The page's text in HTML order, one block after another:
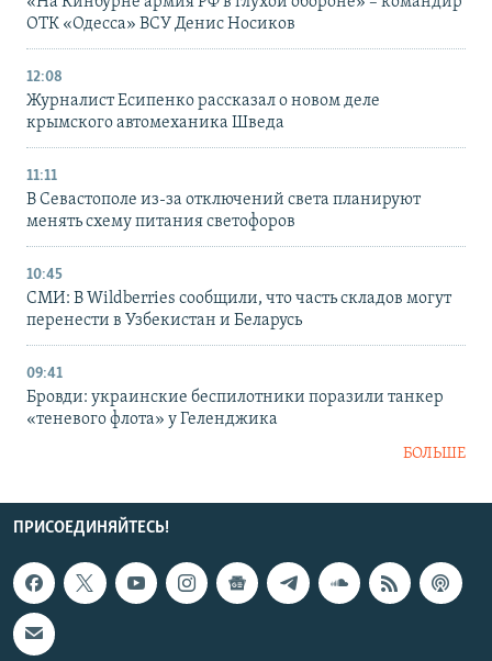
ОТК «Одесса» ВСУ Денис Носиков
12:08
Журналист Есипенко рассказал о новом деле
крымского автомеханика Шведа
11:11
В Севастополе из-за отключений света планируют
менять схему питания светофоров
10:45
СМИ: В Wildberries сообщили, что часть складов могут
перенести в Узбекистан и Беларусь
09:41
Бровди: украинские беспилотники поразили танкер
«теневого флота» у Геленджика
БОЛЬШЕ
ПРИСОЕДИНЯЙТЕСЬ!